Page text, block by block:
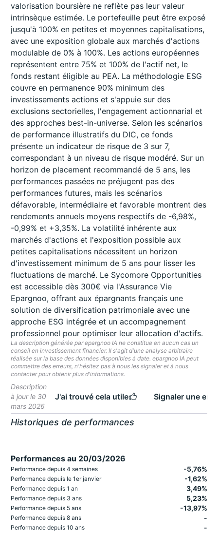
valorisation boursière ne reflète pas leur valeur
intrinsèque estimée. Le portefeuille peut être exposé
jusqu'à 100% en petites et moyennes capitalisations,
avec une exposition globale aux marchés d'actions
modulable de 0% à 100%. Les actions européennes
représentent entre 75% et 100% de l'actif net, le
fonds restant éligible au PEA. La méthodologie ESG
couvre en permanence 90% minimum des
investissements actions et s'appuie sur des
exclusions sectorielles, l'engagement actionnarial et
des approches best-in-universe. Selon les scénarios
de performance illustratifs du DIC, ce fonds
présente un indicateur de risque de 3 sur 7,
correspondant à un niveau de risque modéré. Sur un
horizon de placement recommandé de 5 ans, les
performances passées ne préjugent pas des
performances futures, mais les scénarios
défavorable, intermédiaire et favorable montrent des
rendements annuels moyens respectifs de -6,98%,
-0,99% et +3,35%. La volatilité inhérente aux
marchés d'actions et l'exposition possible aux
petites capitalisations nécessitent un horizon
d'investissement minimum de 5 ans pour lisser les
fluctuations de marché. Le Sycomore Opportunities
est accessible dès 300€ via l'Assurance Vie
Epargnoo, offrant aux épargnants français une
solution de diversification patrimoniale avec une
approche ESG intégrée et un accompagnement
professionnel pour optimiser leur allocation d'actifs.
La description générée par epargnoo IA ne constitue en aucun cas un
conseil en investissement financier. Il s'agit d'une analyse arbitraire
réalisée sur la base des données disponibles à date. epargnoo IA peut
commettre des erreurs, n'hésitez pas à nous les signaler et à nous
contacter pour obtenir plus d'informations.
Description
à jour le 30
mars 2026
J'ai trouvé cela utile Signaler une
Historiques de performances
Performances au 20/03/2026
Performance depuis 4 semaines -5,76%
Performance depuis le 1er janvier -1,62%
Performance depuis 1 an 3,49%
Performance depuis 3 ans 5,23%
Performance depuis 5 ans -13,97%
Performance depuis 8 ans -
Performance depuis 10 ans -